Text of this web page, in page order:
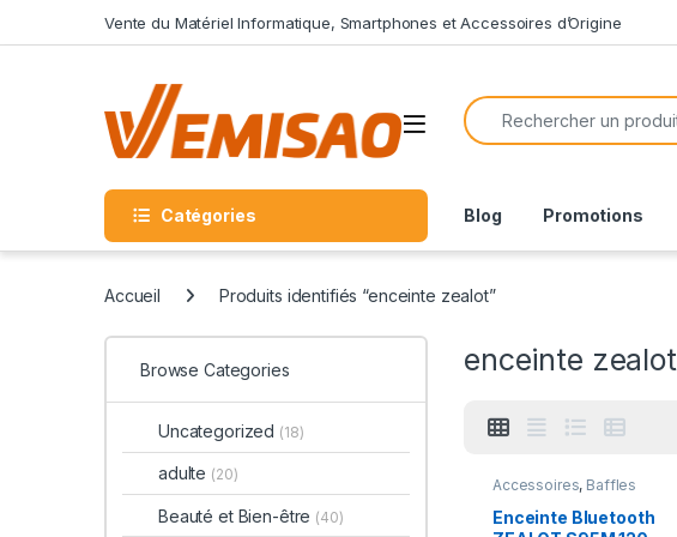
Vente du Matériel Informatique, Smartphones et Accessoires d’Origine
Open
Search for:
Catégories Blog Promotions
Accueil Produits identifiés “enceinte zealot”
enceinte zealot
Accessoires, Baffles
Accessoires
Enceinte Bluetooth
Browse Categories
Uncategorized (18)
adulte (20)
Beauté et Bien-être (40)